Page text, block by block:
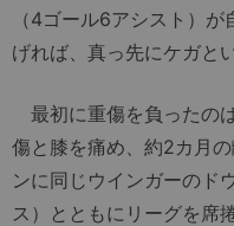
（4ゴール6アシスト）
げれば、真っ先にケガと
最初に重傷を負ったの
傷と膝を痛め、約2カ月
ンに同じウインガーのド
ス）とともにリーグを席